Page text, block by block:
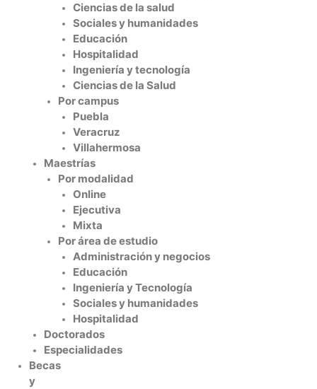
Ciencias de la salud
Sociales y humanidades
Educación
Hospitalidad
Ingeniería y tecnología
Ciencias de la Salud
Por campus
Puebla
Veracruz
Villahermosa
Maestrías
Por modalidad
Online
Ejecutiva
Mixta
Por área de estudio
Administración y negocios
Educación
Ingeniería y Tecnología
Sociales y humanidades
Hospitalidad
Doctorados
Especialidades
Becas
y